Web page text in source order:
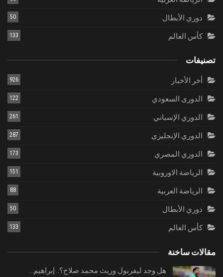
دوري الأبطال 50
كأس العالم 133
تصنيفات
أخر الأخبار 926
الدورى السعودي 122
الدوري الإسباني 261
الدوري الإنجليزي 287
الدوري المصري 173
الرياضة الاوروبية 151
الرياضة العربية 88
دوري الأبطال 50
كأس العالم 133
مقالات ساخنة
هل وجد ليفربول وريث محمد صلاح؟.. إبراهيم…